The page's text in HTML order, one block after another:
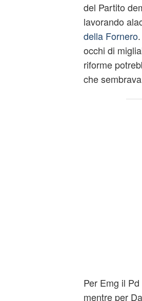
del Partito
lavorando
della Fornero
occhi di
riforme
che
Per Emg il
mentre per